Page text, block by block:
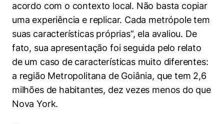
acordo com o contexto local. Não basta copiar
uma experiência e replicar. Cada metrópole tem
suas características próprias”, ela avaliou. De
fato, sua apresentação foi seguida pelo relato
de um caso de características muito diferentes:
a região Metropolitana de Goiânia, que tem 2,6
milhões de habitantes, dez vezes menos do que
Nova York.